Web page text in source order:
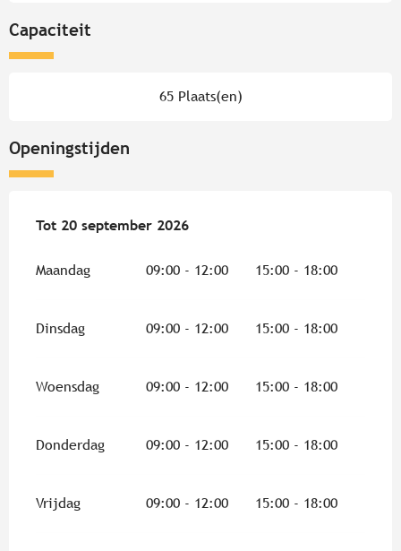
Capaciteit
65 Plaats(en)
Openingstijden
Vanaf4 april 2026tot20 september 2026
Tot 20 september 2026
Maandag 09:00 - 12:00 15:00 - 18:00
Dinsdag 09:00 - 12:00 15:00 - 18:00
Woensdag 09:00 - 12:00 15:00 - 18:00
Donderdag 09:00 - 12:00 15:00 - 18:00
Vrijdag 09:00 - 12:00 15:00 - 18:00